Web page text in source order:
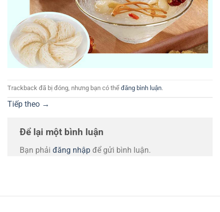
Trackback đã bị đóng, nhưng bạn có thể đăng bình luận.
Tiếp theo →
Để lại một bình luận
Bạn phải đăng nhập để gửi bình luận.